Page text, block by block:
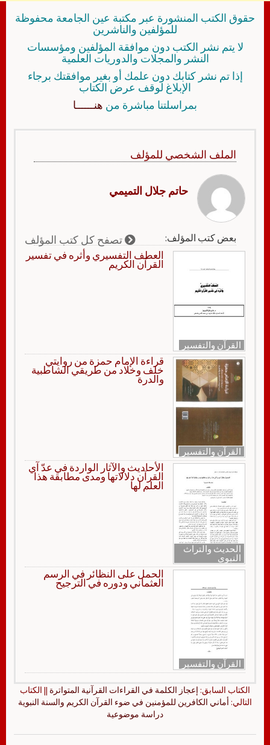
حقوق الكتب المنشورة عبر مكتبة عين الجامعة محفوظة
للمؤلفين والناشرين
لا يتم نشر الكتب دون موافقة المؤلفين ومؤسسات
النشر والمجلات والدوريات العلمية
إذا تم نشر كتابك دون علمك أو بغير موافقتك برجاء
الإبلاغ لوقف عرض الكتاب
بمراسلتنا مباشرة من هنــــــا
الملف الشخصي للمؤلف
حاتم جلال التميمي
بعض كتب المؤلف: تصفح كل كتب المؤلف
القرآن والتفسير
العطف التفسيري وأثره في تفسير
القرآن الكريم
القرآن والتفسير
قراءة الإمام حمزة من روايتي
خلف وخلاد من طريقي الشاطبية
والدرة
الحديث والتراث
النبوي
الأحاديث والآثار الواردة في عدّ آي
القرآن دلالاتها ومدى مطابقة هذا
العلم لها
القرآن والتفسير
الحمل على النظائر في الرسم
العثماني ودوره في الترجيح
الكتاب السابق: إعجاز الكلمة في القراءات القرآنية المتواترة || الكتاب
التالي: أماني الكافرين للمؤمنين في ضوء القرآن الكريم والسنة النبوية
دراسة موضوعية